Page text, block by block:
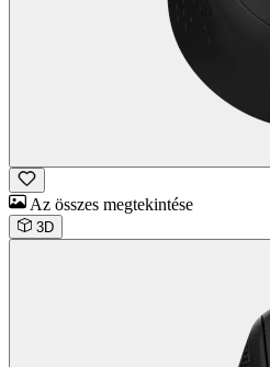
Az összes megtekintése
3D